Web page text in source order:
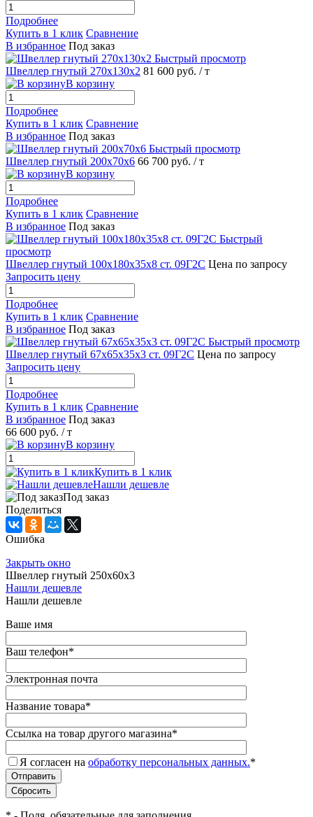
Подробнее
Купить в 1 клик Сравнение
В избранное Под заказ
Быстрый просмотр
Швеллер гнутый 270х130х2 81 600 руб. / т
В корзину
Подробнее
Купить в 1 клик Сравнение
В избранное Под заказ
Быстрый просмотр
Швеллер гнутый 200х70х6 66 700 руб. / т
В корзину
Подробнее
Купить в 1 клик Сравнение
В избранное Под заказ
Быстрый
просмотр
Швеллер гнутый 100х180х35х8 ст. 09Г2С Цена по запросу
Запросить цену
Подробнее
Купить в 1 клик Сравнение
В избранное Под заказ
Быстрый просмотр
Швеллер гнутый 67х65х35х3 ст. 09Г2С Цена по запросу
Запросить цену
Подробнее
Купить в 1 клик Сравнение
В избранное Под заказ
66 600 руб. / т
В корзину
Купить в 1 клик
Нашли дешевле
Под заказ
Поделиться
Ошибка
Закрыть окно
Швеллер гнутый 250х60х3
Нашли дешевле
Нашли дешевле
Ваше имя
Ваш телефон*
Электронная почта
Название товара*
Ссылка на товар другого магазина*
Я согласен на обработку персональных данных.*